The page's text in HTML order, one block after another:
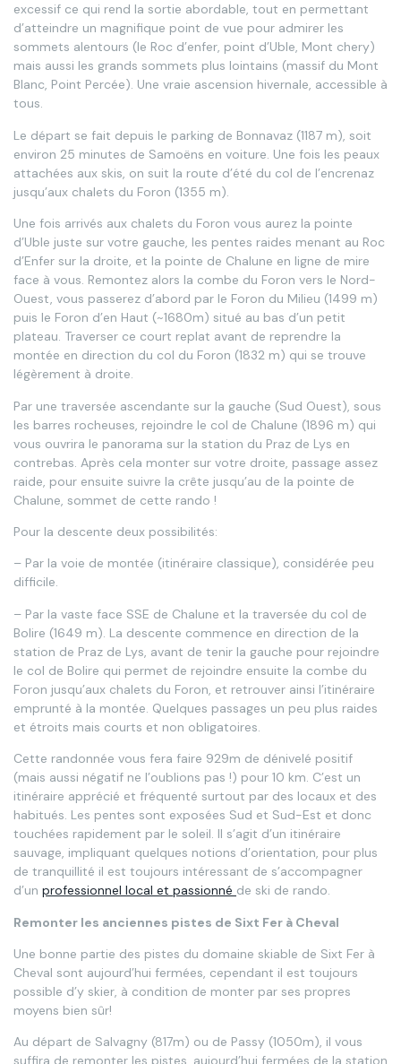
excessif ce qui rend la sortie abordable, tout en permettant
d’atteindre un magnifique point de vue pour admirer les
sommets alentours (le Roc d’enfer, point d’Uble, Mont chery)
mais aussi les grands sommets plus lointains (massif du Mont
Blanc, Point Percée). Une vraie ascension hivernale, accessible à
tous.
Le départ se fait depuis le parking de Bonnavaz (1187 m), soit
environ 25 minutes de Samoëns en voiture. Une fois les peaux
attachées aux skis, on suit la route d’été du col de l’encrenaz
jusqu’aux chalets du Foron (1355 m).
Une fois arrivés aux chalets du Foron vous aurez la pointe
d’Uble juste sur votre gauche, les pentes raides menant au Roc
d’Enfer sur la droite, et la pointe de Chalune en ligne de mire
face à vous. Remontez alors la combe du Foron vers le Nord-
Ouest, vous passerez d’abord par le Foron du Milieu (1499 m)
puis le Foron d’en Haut (~1680m) situé au bas d’un petit
plateau. Traverser ce court replat avant de reprendre la
montée en direction du col du Foron (1832 m) qui se trouve
légèrement à droite.
Par une traversée ascendante sur la gauche (Sud Ouest), sous
les barres rocheuses, rejoindre le col de Chalune (1896 m) qui
vous ouvrira le panorama sur la station du Praz de Lys en
contrebas. Après cela monter sur votre droite, passage assez
raide, pour ensuite suivre la crête jusqu’au de la pointe de
Chalune, sommet de cette rando !
Pour la descente deux possibilités:
– Par la voie de montée (itinéraire classique), considérée peu
difficile.
– Par la vaste face SSE de Chalune et la traversée du col de
Bolire (1649 m). La descente commence en direction de la
station de Praz de Lys, avant de tenir la gauche pour rejoindre
le col de Bolire qui permet de rejoindre ensuite la combe du
Foron jusqu’aux chalets du Foron, et retrouver ainsi l’itinéraire
emprunté à la montée. Quelques passages un peu plus raides
et étroits mais courts et non obligatoires.
Cette randonnée vous fera faire 929m de dénivelé positif
(mais aussi négatif ne l’oublions pas !) pour 10 km. C’est un
itinéraire apprécié et fréquenté surtout par des locaux et des
habitués. Les pentes sont exposées Sud et Sud-Est et donc
touchées rapidement par le soleil. Il s’agit d’un itinéraire
sauvage, impliquant quelques notions d’orientation, pour plus
de tranquillité il est toujours intéressant de s’accompagner
d’un professionnel local et passionné de ski de rando.
Remonter les anciennes pistes de Sixt Fer à Cheval
Une bonne partie des pistes du domaine skiable de Sixt Fer à
Cheval sont aujourd’hui fermées, cependant il est toujours
possible d’y skier, à condition de monter par ses propres
moyens bien sûr!
Au départ de Salvagny (817m) ou de Passy (1050m), il vous
suffira de remonter les pistes, aujourd’hui fermées de la station